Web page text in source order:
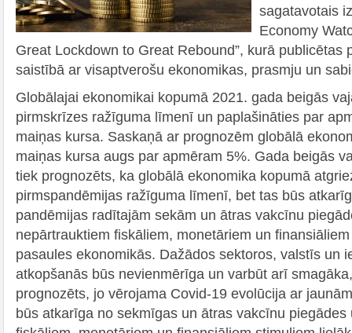
sagatavotais
Economy
Great Lockdown to Great Rebound”, kurā publicētas
saistībā ar visaptverošu ekonomikas, prasmju un
Globālajai ekonomikai kopumā 2021. gada beigās
pirmskrīzes ražīguma līmenī un paplašināties par
maiņas kursa. Saskaņā ar prognozēm globālā
maiņas kursa augs par apmēram 5%. Gada beigās
tiek prognozēts, ka globālā ekonomika kopumā
pirmspandēmijas ražīguma līmenī, bet tas būs
pandēmijas radītajām sekām un ātras vakcīnu
nepārtrauktiem fiskāliem, monetāriem un
pasaules ekonomikās. Dažādos sektoros, valstīs un
atkopšanās būs nevienmērīga un varbūt arī
prognozēts, jo vērojama Covid-19 evolūcija ar
būs atkarīga no sekmīgas un ātras vakcīnu piegādes